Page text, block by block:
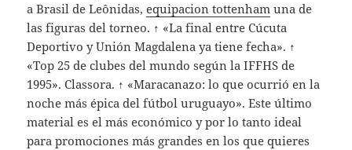
a Brasil de Leônidas,equipacion tottenham una de
las figuras del torneo. ↑ «La final entre Cúcuta
Deportivo y Unión Magdalena ya tiene fecha». ↑
«Top 25 de clubes del mundo según la IFFHS de
1995». Classora. ↑ «Maracanazo: lo que ocurrió en la
noche más épica del fútbol uruguayo». Este último
material es el más económico y por lo tanto ideal
para promociones más grandes en los que quieres